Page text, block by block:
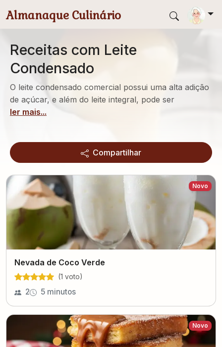
Almanaque Culinário
Receitas com Leite
Condensado
O leite condensado comercial possui uma alta adição
de açúcar, e além do leite integral, pode ser
ler mais...
Compartilhar
Novo
Nevada de Coco Verde
(1 voto)
2 5 minutos
Novo